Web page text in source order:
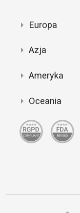
Europa
Azja
Ameryka
Oceania